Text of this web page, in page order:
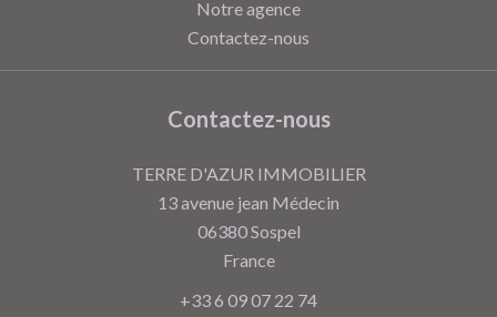
Notre agence
Contactez-nous
Contactez-nous
TERRE D'AZUR IMMOBILIER
13 avenue jean Médecin
06380Sospel
France
+33 6 09 07 22 74